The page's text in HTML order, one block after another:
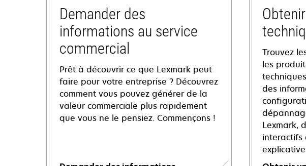
Demander des
informations au service
commercial
Prêt à découvrir ce que Lexmark peut
faire pour votre entreprise ? Découvrez
comment vous pouvez générer de la
valeur commerciale plus rapidement
que vous ne le pensiez. Commençons !
Trouvez
les
des
Lexmark,
interactifs